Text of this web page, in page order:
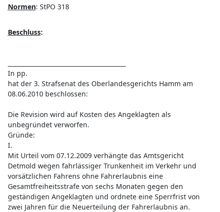
Normen: StPO 318
Beschluss:
In pp.
hat der 3. Strafsenat des Oberlandesgerichts Hamm am
08.06.2010 beschlossen:
Die Revision wird auf Kosten des Angeklagten als
unbegründet verworfen.
Gründe:
I.
Mit Urteil vom 07.12.2009 verhängte das Amtsgericht
Detmold wegen fahrlässiger Trunkenheit im Verkehr und
vorsätzlichen Fahrens ohne Fahrerlaubnis eine
Gesamtfreiheitsstrafe von sechs Monaten gegen den
geständigen Angeklagten und ordnete eine Sperrfrist von
zwei Jahren für die Neuerteilung der Fahrerlaubnis an.